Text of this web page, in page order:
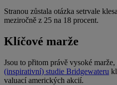
Stranou zůstala otázka setrvale
meziročně z 25 na 18 procent.
Klíčové marže
Jsou to přitom právě vysoké marže,
(inspirativní) studie Bridgewateru
valuací amerických akcií.